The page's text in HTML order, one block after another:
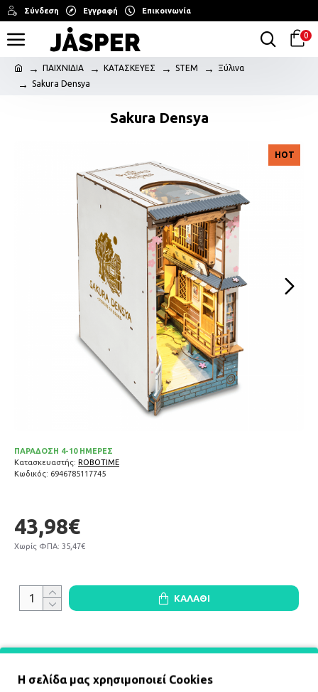
Σύνδεση Εγγραφή Επικοινωνία
0
ΠΑΙΧΝΙΔΙΑ ΚΑΤΑΣΚΕΥΕΣ STEM
Ξύλινα
Sakura Densya
Sakura Densya
HOT
43,98€
Χωρίς ΦΠΑ: 35,47€
ΠΑΡΑΔΟΣΗ 4-10 ΗΜΕΡΕΣ
Κατασκευαστής: ROBOTIME
Κωδικός: 6946785117745
ΚΑΛΆΘΙ
Η σελίδα μας χρησιμοποιεί Cookies